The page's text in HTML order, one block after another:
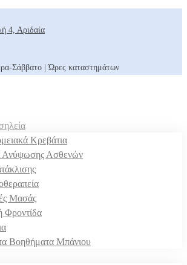
4, Αριδαία
Σάββατο | Ώρες καταστημάτων
Κρεβάτια
Ανύψωσης Ασθενών
Μασάς
Φροντίδα
Βοηθήματα Μπάνιου